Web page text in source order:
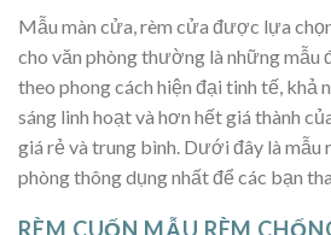
Mẫu màn cửa, rèm cửa được lựa
cho văn phòng thường là những mẫu
theo phong cách hiện đại tinh tế, khả
sáng linh hoạt và hơn hết giá thành
giá rẻ và trung bình. Dưới đây là mẫu
phòng thông dụng nhất để các bạn
RÈM CUỐN MẪU RÈM